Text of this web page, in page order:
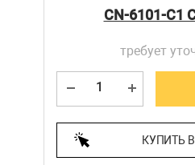
CN-6101-C1
требует
КУПИТЬ